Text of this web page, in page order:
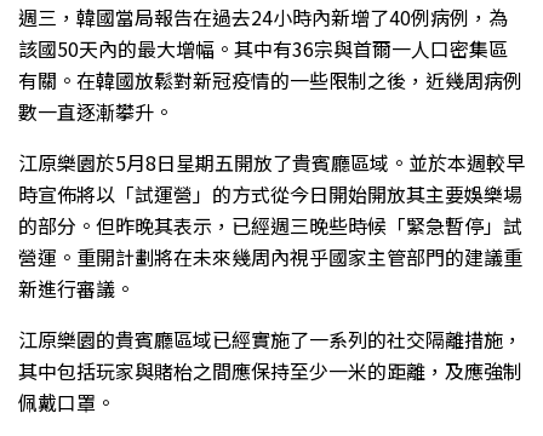
週三，韓國當局報告在過去24小時內新增了40例病例，為
該國50天內的最大增幅。其中有36宗與首爾一人口密集區
有關。在韓國放鬆對新冠疫情的一些限制之後，近幾周病例
數一直逐漸攀升。
江原樂園於5月8日星期五開放了貴賓廳區域。並於本週較早
時宣佈將以「試運營」的方式從今日開始開放其主要娛樂場
的部分。但昨晚其表示，已經週三晚些時候「緊急暫停」試
營運。重開計劃將在未來幾周內視乎國家主管部門的建議重
新進行審議。
江原樂園的貴賓廳區域已經實施了一系列的社交隔離措施，
其中包括玩家與賭枱之間應保持至少一米的距離，及應強制
佩戴口罩。